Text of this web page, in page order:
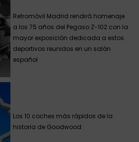
Retromóvil Madrid rendirá homenaje
a los 75 años del Pegaso Z-102 con la
mayor exposición dedicada a estos
deportivos reunidos en un salón
español
Los 10 coches más rápidos de la
historia de Goodwood